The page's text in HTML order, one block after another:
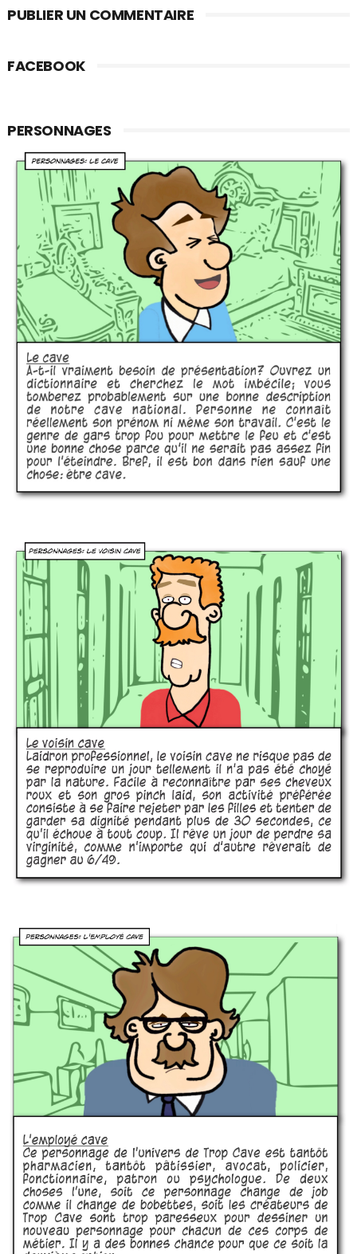
PUBLIER UN COMMENTAIRE
FACEBOOK
PERSONNAGES